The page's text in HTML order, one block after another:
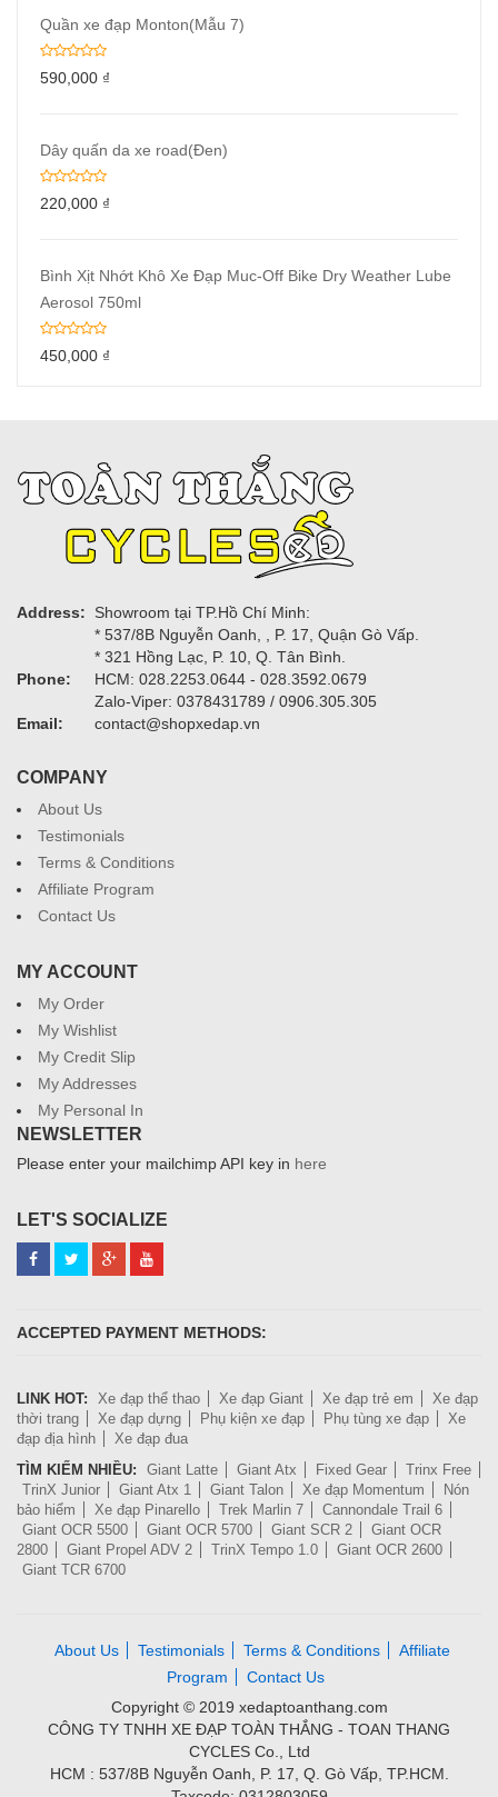
Quần xe đạp Monton(Mẫu 7)
590,000 ₫
Dây quấn da xe road(Đen)
220,000 ₫
Bình Xịt Nhớt Khô Xe Đạp Muc-Off Bike Dry Weather Lube
Aerosol 750ml
450,000 ₫
Address:
Showroom tại TP.Hồ Chí Minh:
* 537/8B Nguyễn Oanh, , P. 17, Quận Gò Vấp.
* 321 Hồng Lạc, P. 10, Q. Tân Bình.
Phone:
HCM: 028.2253.0644 - 028.3592.0679
Zalo-Viper: 0378431789 / 0906.305.305
Email:
contact@shopxedap.vn
COMPANY
About Us
Testimonials
Terms & Conditions
Affiliate Program
Contact Us
MY ACCOUNT
My Order
My Wishlist
My Credit Slip
My Addresses
My Personal In
NEWSLETTER
Please enter your mailchimp API key in here
LET'S SOCIALIZE
ACCEPTED PAYMENT METHODS:
LINK HOT: Xe đạp thể thao Xe đạp Giant Xe đạp trẻ em
Xe đạp
thời trang
Xe đạp dựng Phụ kiện xe đạp Phụ tùng xe đạp
Xe
đạp địa hình
Xe đạp đua
TÌM KIẾM NHIỀU:
Giant Latte Giant Atx Fixed Gear
Trinx Free
TrinX Junior
Giant Atx 1 Giant Talon Xe đạp Momentum
Nón
bảo hiểm
Xe đạp Pinarello Trek Marlin 7
Cannondale Trail 6
Giant OCR 5500
Giant OCR 5700 Giant SCR 2
Giant OCR
2800
Giant Propel ADV 2 TrinX Tempo 1.0
Giant OCR 2600
Giant TCR 6700
About Us Testimonials Terms & Conditions
Affiliate
Program
Contact Us
Copyright © 2019 xedaptoanthang.com
CÔNG TY TNHH XE ĐẠP TOÀN THẮNG - TOAN THANG
CYCLES Co., Ltd
HCM : 537/8B Nguyễn Oanh, P. 17, Q. Gò Vấp, TP.HCM.